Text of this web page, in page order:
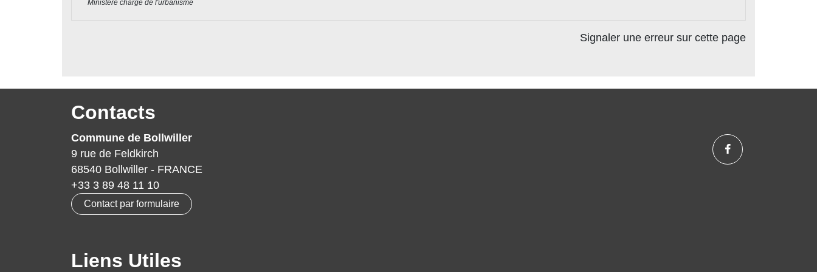
Ministère chargé de l'urbanisme
Signaler une erreur sur cette page
Contacts
Commune de Bollwiller
9 rue de Feldkirch
68540 Bollwiller - FRANCE
+33 3 89 48 11 10
Contact par formulaire
Liens Utiles